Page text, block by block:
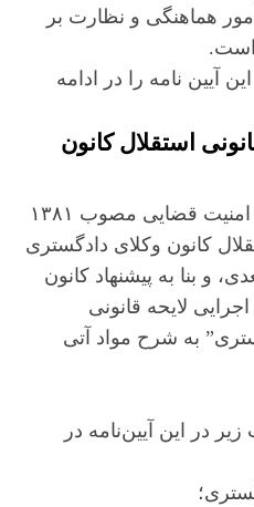
هماهنگی و نظارت بر
است.
آیین نامه را در ادامه
استقلال کانون
در اجرای سیاست‌های کلی امنیت قضایی مصوب ۱۳۸۱
استقلال کانون وکلای دادگستری
بعدی، و بنا به پیشنهاد کانون
لایحه قانونی
به شرح مواد آتی
زیر در این آیین‌نامه در